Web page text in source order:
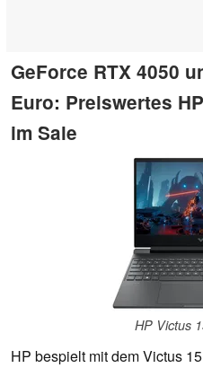
GeForce RTX 4050
Euro: Preiswertes
im Sale
HP Victus
HP bespielt mit dem Victus